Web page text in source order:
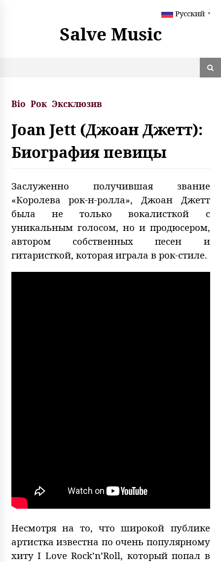
Salve Music
Bio Рок Эксклюзив
Joan Jett (Джоан Джетт):
Биография певицы
Заслуженно получившая звание
«Королева рок-н-ролла», Джоан Джетт
была не только вокалисткой с
уникальным голосом, но и продюсером,
автором собственных песен и
гитаристкой, которая играла в рок-стиле.
Несмотря на то, что широкой публике
артистка известна по очень популярному
хиту I Love Rock’n’Roll, который попал в
Русский ▼